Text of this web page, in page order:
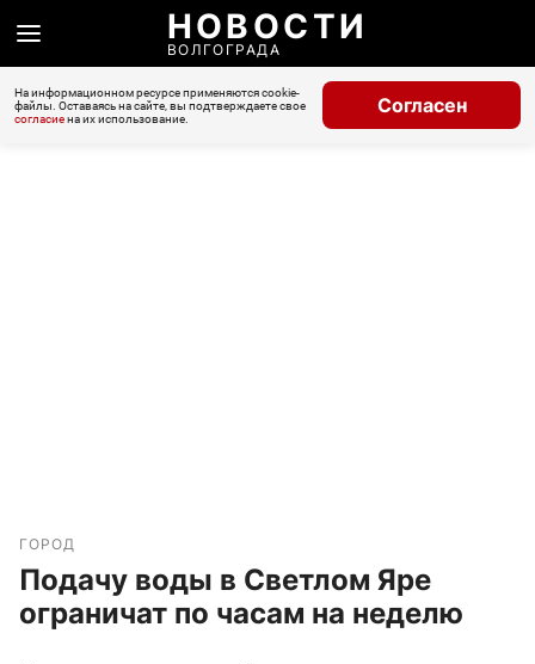
НОВОСТИ
ВОЛГОГРАДА
На информационном ресурсе применяются cookie-
файлы. Оставаясь на сайте, вы подтверждаете свое
согласиена их использование.
Согласен
ГОРОД
Подачу воды в Светлом Яре
ограничат по часам на неделю